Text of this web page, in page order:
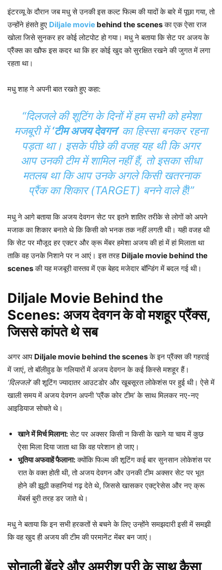
इंटरव्यू के दौरान जब मधु से उनकी इस कल्ट फिल्म की यादों के बारे में पूछा गया, तो
उन्होंने हंसते हुए Diljale movie behind the scenesका एक ऐसा राज
खोला जिसे सुनकर हर कोई लोटपोट हो गया। मधु ने बताया कि सेट पर अजय के
प्रैंक्स का खौफ इस कदर था कि हर कोई खुद को सुरक्षित रखने की जुगत में लगा
रहता था।
मधु शाह ने अपनी बात रखते हुए कहा:
“दिलजले की शूटिंग के दिनों में हम सभी को हमेशा
मजबूरी में‘टीम अजय देवगन’का हिस्सा बनकर रहना
पड़ता था। इसके पीछे की वजह यह थी कि अगर
आप उनकी टीम में शामिल नहीं हैं, तो इसका सीधा
मतलब था कि आप उनके अगले किसी खतरनाक
प्रैंक का शिकार (TARGET) बनने वाले हैं!”
मधु ने आगे बताया कि अजय देवगन सेट पर इतने शातिर तरीके से लोगों को अपने
मजाक का शिकार बनाते थे कि किसी को भनक तक नहीं लगती थी। यही वजह थी
कि सेट पर मौजूद हर एक्टर और क्रू मेंबर हमेशा अजय की हां में हां मिलाता था
ताकि वह उनके निशाने पर न आएं। इस तरह Diljale movie behind the
scenesकी यह मजबूरी वास्तव में एक बेहद मजेदार बॉन्डिंग में बदल गई थी।
Diljale Movie Behind the
Scenes: अजय देवगन के वो मशहूर प्रैंक्स,
जिससे कांपते थे सब
अगर आप Diljale movie behind the scenesके इन प्रैंक्स की गहराई
में जाएं, तो बॉलीवुड के गलियारों में अजय देवगन के कई किस्से मशहूर हैं।
‘दिलजले’की शूटिंग ज्यादातर आउटडोर और खूबसूरत लोकेशंस पर हुई थी। ऐसे में
खाली समय में अजय देवगन अपनी ‘प्रैंक कोर टीम’ के साथ मिलकर नए-नए
आइडियाज सोचते थे।
खाने में मिर्च मिलाना:सेट पर अक्सर किसी न किसी के खाने या चाय में कुछ
ऐसा मिला दिया जाता था कि वह परेशान हो जाए।
भूतिया अफवाहें फैलाना:क्योंकि फिल्म की शूटिंग कई बार सुनसान लोकेशंस पर
रात के वक्त होती थी, तो अजय देवगन और उनकी टीम अक्सर सेट पर भूत
होने की झूठी कहानियां गढ़ देते थे, जिससे खासकर एक्ट्रेसेस और नए क्रू
मेंबर्स बुरी तरह डर जाते थे।
मधु ने बताया कि इन सभी हरकतों से बचने के लिए उन्होंने समझदारी इसी में समझी
कि वह खुद ही अजय की टीम की परमानेंट मेंबर बन जाएं।